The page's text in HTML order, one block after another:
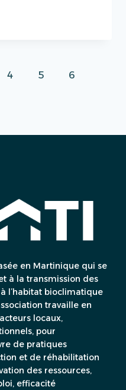
4 5 6
en Martinique qui se
à la transmission des
l’habitat bioclimatique
travaille en
locaux,
pour
de pratiques
et de réhabilitation
des ressources,
efficacité